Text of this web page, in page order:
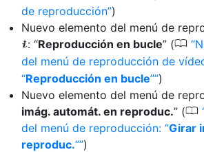
de reproducción )
Nuevo elemento del menú de
i: “Reproducción en bucle” (0
del menú de reproducción de
“Reproducción en bucle” )
Nuevo elemento del menú de
imág. automát. en reproduc.” (0
del menú de reproducción: “Girar
reproduc.” )